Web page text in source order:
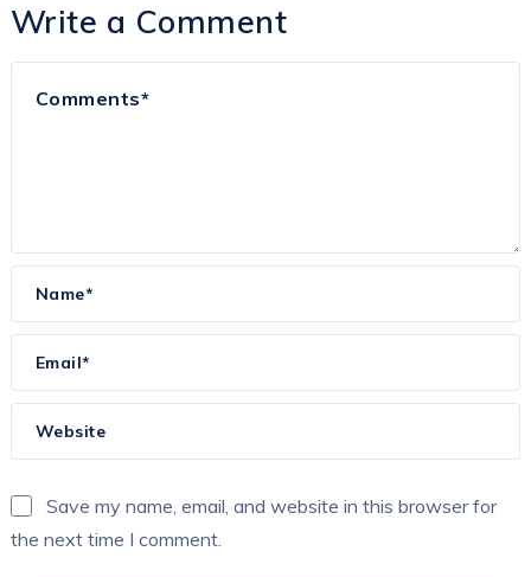
Write a Comment
Save my name, email, and website in this browser for
the next time I comment.